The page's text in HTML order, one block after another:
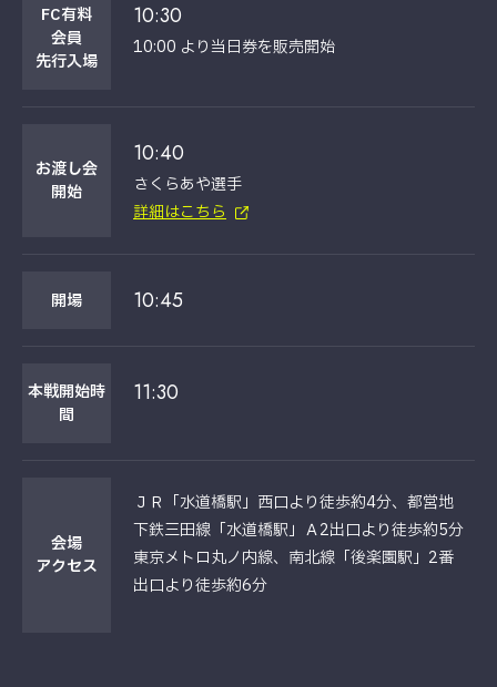
FC有料
会員
先行入場
10:30
10:00 より当日券を販売開始
お渡し会
開始
10:40
さくらあや選手
詳細はこちら
開場 10:45
本戦開始時
間
11:30
会場
アクセス
ＪＲ「水道橋駅」西口より徒歩約4分、都営地
下鉄三田線「水道橋駅」Ａ2出口より徒歩約5分
東京メトロ丸ノ内線、南北線「後楽園駅」2番
出口より徒歩約6分